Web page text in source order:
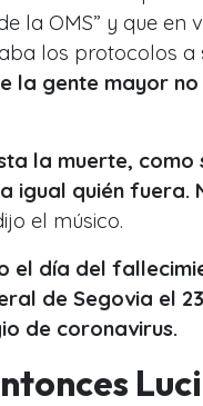
la OMS” y que en
los protocolos a
la gente mayor
la muerte, como
igual quién fuera.
el músico.
el día del
de Segovia el
de coronavirus.